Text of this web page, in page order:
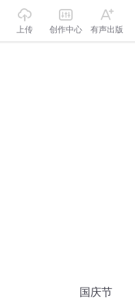
上传 创作中心 有声出版
国庆节